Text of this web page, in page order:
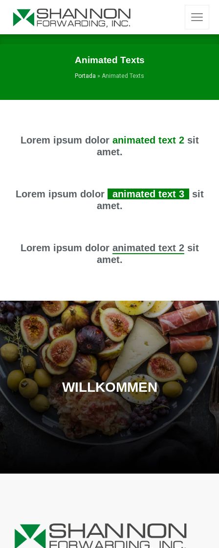
Animated Texts
Portada » Animated Texts
Lorem ipsum dolor animated text 2sit
amet.
Lorem ipsum dolor animated text 3
sit
amet.
Lorem ipsum dolor animated text 2sit
amet.
WILLKOMMEN